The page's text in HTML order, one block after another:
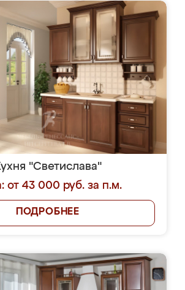
"Светислава"
от 43 000 руб. за п.м.
ПОДРОБНЕЕ